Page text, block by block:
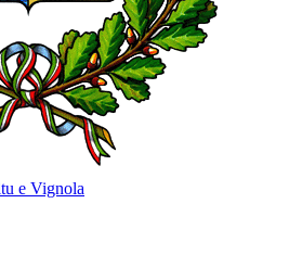
e Vignola